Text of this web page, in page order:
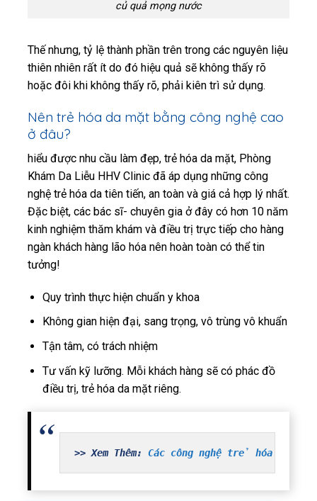
củ quả mọng nước
Thế nhưng, tỷ lệ thành phần trên trong các nguyên liệu
thiên nhiên rất ít do đó hiệu quả sẽ không thấy rõ
hoặc đôi khi không thấy rõ, phải kiên trì sử dụng.
Nên trẻ hóa da mặt bằng công nghệ cao
ở đâu?
hiểu được nhu cầu làm đẹp, trẻ hóa da mặt, Phòng
Khám Da Liễu HHV Clinic đã áp dụng những công
nghệ trẻ hóa da tiên tiến, an toàn và giá cả hợp lý nhất.
Đặc biệt, các bác sĩ- chuyên gia ở đây có hơn 10 năm
kinh nghiệm thăm khám và điều trị trực tiếp cho hàng
ngàn khách hàng lão hóa nên hoàn toàn có thể tin
tưởng!
Quy trình thực hiện chuẩn y khoa
Không gian hiện đại, sang trọng, vô trùng vô khuẩn
Tận tâm, có trách nhiệm
Tư vấn kỹ lưỡng. Mỗi khách hàng sẽ có phác đồ
điều trị, trẻ hóa da mặt riêng.
>> Xem Thêm: Các công nghệ trẻ hóa da tại